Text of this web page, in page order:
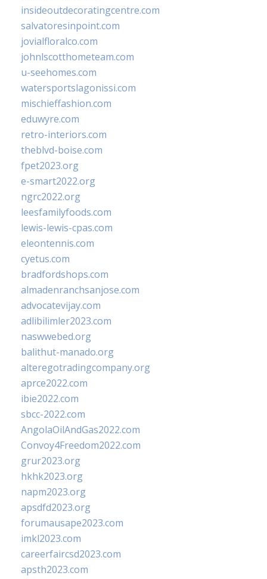
insideoutdecoratingcentre.com
salvatoresinpoint.com
jovialfloralco.com
johnlscotthometeam.com
u-seehomes.com
watersportslagonissi.com
mischieffashion.com
eduwyre.com
retro-interiors.com
theblvd-boise.com
fpet2023.org
e-smart2022.org
ngrc2022.org
leesfamilyfoods.com
lewis-lewis-cpas.com
eleontennis.com
cyetus.com
bradfordshops.com
almadenranchsanjose.com
advocatevijay.com
adlibilimler2023.com
naswwebed.org
balithut-manado.org
alteregotradingcompany.org
aprce2022.com
ibie2022.com
sbcc-2022.com
AngolaOilAndGas2022.com
Convoy4Freedom2022.com
grur2023.org
hkhk2023.org
napm2023.org
apsdfd2023.org
forumausape2023.com
imkl2023.com
careerfaircsd2023.com
apsth2023.com